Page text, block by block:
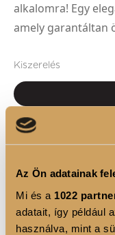
Az Ön adatainak
Mi és a 1022
adatait, így például
használva, mint a
alkalomra! Egy
amely garantáltan
Kiszerelés
Variáns
KOSÁRBA